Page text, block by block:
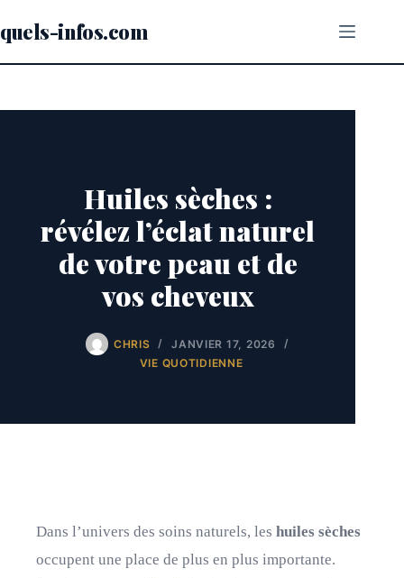
au
contenu
quels-infos.com
Huiles sèches :
révélez l’éclat naturel
de votre peau et de
vos cheveux
CHRIS
JANVIER 17, 2026
VIE QUOTIDIENNE
Dans l’univers des soins naturels, les huiles sèches
occupent une place de plus en plus importante.